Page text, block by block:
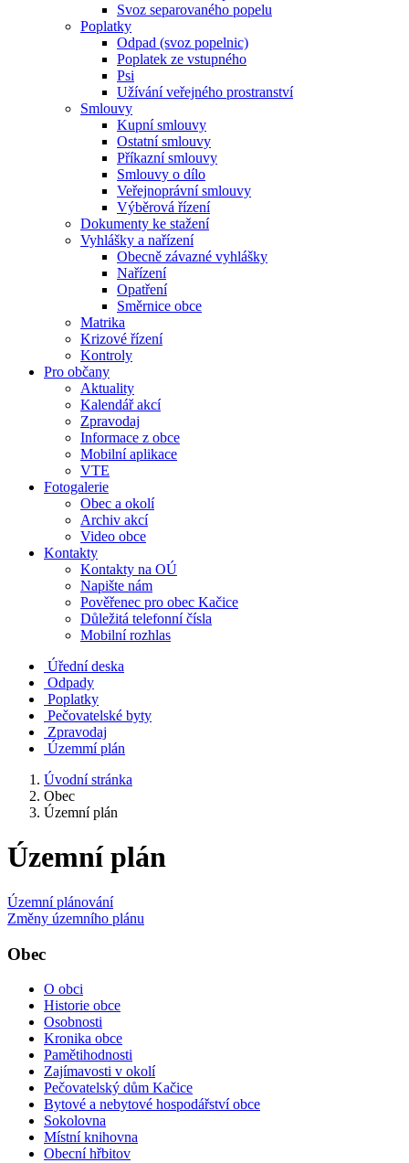
Svoz separovaného popelu
Poplatky
Odpad (svoz popelnic)
Poplatek ze vstupného
Psi
Užívání veřejného prostranství
Smlouvy
Kupní smlouvy
Ostatní smlouvy
Příkazní smlouvy
Smlouvy o dílo
Veřejnoprávní smlouvy
Výběrová řízení
Dokumenty ke stažení
Vyhlášky a nařízení
Obecně závazné vyhlášky
Nařízení
Opatření
Směrnice obce
Matrika
Krizové řízení
Kontroly
Pro občany
Aktuality
Kalendář akcí
Zpravodaj
Informace z obce
Mobilní aplikace
VTE
Fotogalerie
Obec a okolí
Archiv akcí
Video obce
Kontakty
Kontakty na OÚ
Napište nám
Pověřenec pro obec Kačice
Důležitá telefonní čísla
Mobilní rozhlas
Úřední deska
Odpady
Poplatky
Pečovatelské byty
Zpravodaj
Územmí plán
Úvodní stránka
Obec
Územní plán
Územní plán
Územní plánování
Změny územního plánu
Obec
O obci
Historie obce
Osobnosti
Kronika obce
Pamětihodnosti
Zajímavosti v okolí
Pečovatelský dům Kačice
Bytové a nebytové hospodářství obce
Sokolovna
Místní knihovna
Obecní hřbitov